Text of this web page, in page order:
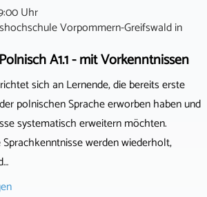
Uhr
Vorpommern-Greifswaldin
A1.1 - mit Vorkenntnissen
sich an Lernende, die bereits erste
polnischen Sprache erworben haben und
systematisch erweitern möchten.
werden wiederholt,